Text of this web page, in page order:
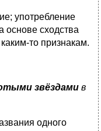
употребление
основе сходства
то признакам.
звёздами в
одного